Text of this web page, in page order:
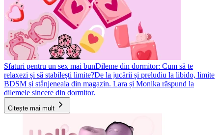
Sfaturi pentru un sex mai bunDileme din dormitor: Cum să te
relaxezi și să stabilești limite?De la jucării și preludiu la libido, limite
BDSM și stânjeneala din magazin. Lara și Monika răspund la
dilemele sincere din dormitor.
Citește mai mult